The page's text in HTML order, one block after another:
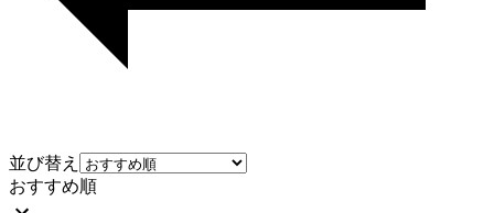
並び替え
おすすめ順